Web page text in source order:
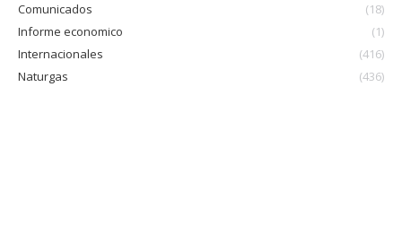
Comunicados
(18)
Informe economico
(1)
Internacionales
(416)
Naturgas
(436)